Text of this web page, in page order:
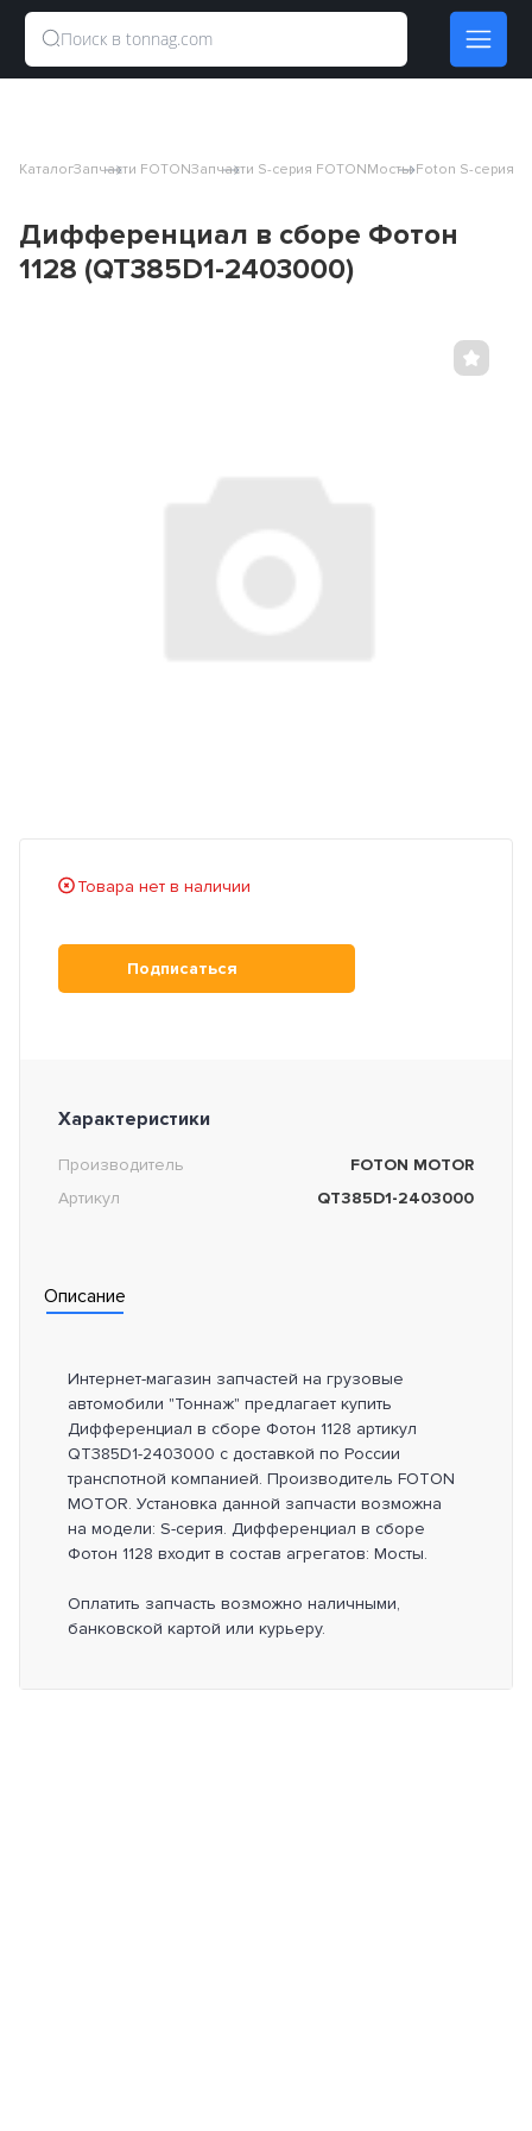
КаталогЗапчасти FOTONЗапчасти S-серия FOTONМосты Foton S-серия
Дифференциал в сборе Фотон
1128 (QT385D1-2403000)
Товара нет в наличии
Подписаться
Характеристики
Производитель
FOTON MOTOR
Артикул
QT385D1-2403000
Описание
Интернет-магазин запчастей на грузовые
автомобили "Тоннаж" предлагает купить
Дифференциал в сборе Фотон 1128 артикул
QT385D1-2403000 с доставкой по России
транспотной компанией. Производитель FOTON
MOTOR. Установка данной запчасти возможна
на модели: S-серия. Дифференциал в сборе
Фотон 1128 входит в состав агрегатов: Мосты.
Оплатить запчасть возможно наличными,
банковской картой или курьеру.